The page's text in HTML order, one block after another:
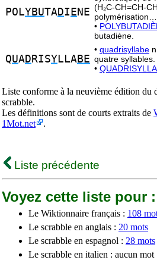
POLYBUTADI E NE (H₂C-CH=CH-
polymérisation…
•
butadiène.
QUAD RISYLLABE
• quadrisyllabe
quatre syllables.
•
Liste conforme à la neuvième édition du
scrabble.
Les définitions sont de courts extraits de
1Mot.net
.
Liste précédente
Voyez cette liste pour :
Le Wiktionnaire français : 108
Le scrabble en anglais : 20 mots
Le scrabble en espagnol : 28 mots
Le scrabble en italien : aucun mot